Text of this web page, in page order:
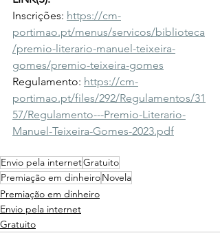
Inscrições: https://cm-
portimao.pt/menus/servicos/biblioteca
/premio-literario-manuel-teixeira-
gomes/premio-teixeira-gomes
Regulamento: https://cm-
portimao.pt/files/292/Regulamentos/31
57/Regulamento---Premio-Literario-
Manuel-Teixeira-Gomes-2023.pdf
Envio pela internetGratuito
Premiação em dinheiroNovela
Premiação em dinheiro
Envio pela internet
Gratuito